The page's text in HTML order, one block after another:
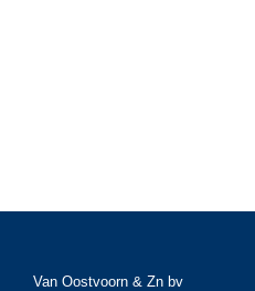
Van Oostvoorn & Zn bv